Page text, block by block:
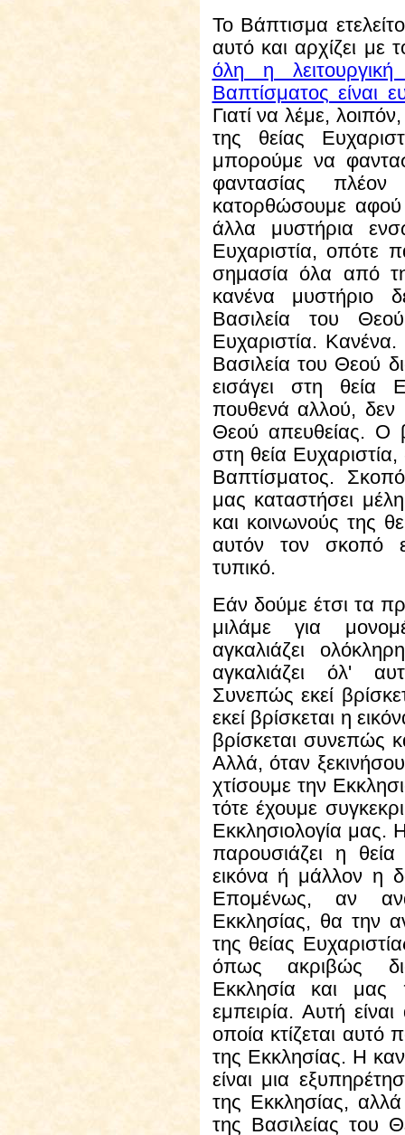
Το Βάπτισμα
αυτό και αρχίζει με
όλη η
Βαπτίσματος είναι
Γιατί να λέμε,
της θείας
μπορούμε να
φαντασίας
κατορθώσουμε
άλλα μυστήρια
Ευχαριστία, οπότε
σημασία όλα από
κανένα μυστήριο
Βασιλεία του
Ευχαριστία.
Βασιλεία του Θεού
εισάγει στη θεία
πουθενά αλλού, δεν
Θεού απευθείας. Ο
στη θεία Ευχαριστία,
Βαπτίσματος.
μας καταστήσει
και κοινωνούς της
αυτόν τον σκοπό
τυπικό.
Εάνδούμε έτσι τα
μιλάμε για
αγκαλιάζει
αγκαλιάζει όλ'
Συνεπώς εκεί
εκεί βρίσκεται η
βρίσκεται συνεπώς
Αλλά, όταν
χτίσουμε την
τότε έχουμε
Εκκλησιολογία μας.
παρουσιάζει η
εικόνα ή μάλλον η
Επομένως, αν
Εκκλησίας, θα την
της θείας
όπως ακριβώς
Εκκλησία και μας
εμπειρία. Αυτή
οποία κτίζεται
της Εκκλησίας. Η
είναι μια
της Εκκλησίας,
της Βασιλείας του